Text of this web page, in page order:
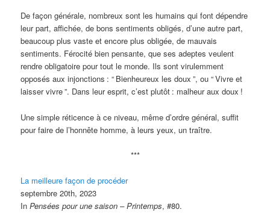
De façon générale, nombreux sont les humains qui font dépendre
leur part, affichée, de bons sentiments obligés, d’une autre part,
beaucoup plus vaste et encore plus obligée, de mauvais
sentiments. Férocité bien pensante, que ses adeptes veulent
rendre obligatoire pour tout le monde. Ils sont virulemment
opposés aux injonctions : “ Bienheureux les doux ”, ou “Vivre et
laisser vivre”. Dans leur esprit, c’est plutôt : malheur aux doux !
Une simple réticence à ce niveau, même d’ordre général, suffit
pour faire de l’honnête homme, à leurs yeux, un traître.
***
La meilleure façon de procéder
septembre 20th, 2023
InPensées pour une saison – Printemps, #80.